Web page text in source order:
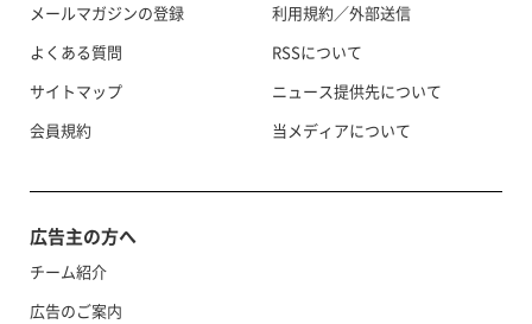
メールマガジンの登録
よくある質問
サイトマップ
会員規約
利用規約／外部送信
RSSについて
ニュース提供先について
当メディアについて
広告主の方へ
チーム紹介
広告のご案内